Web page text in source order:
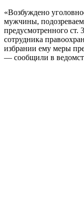
«Возбуждено
мужчины,
предусмотренного ст.
сотрудника
избрании ему меры
— сообщили в